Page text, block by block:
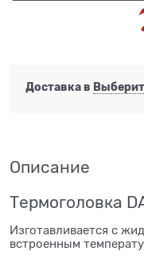
Доставка в
Описание
Термоголовка
Изготавливается с
встроенным